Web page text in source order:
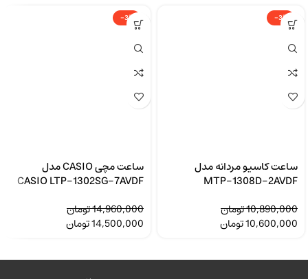
-3%
ساعت کاسیو مردانه مدل
MTP-1308D-2AVDF
10,890,000تومان
10,600,000تومان
-3%
ساعت مچی CASIO مدل
CASIO LTP-1302SG-7AVDF
14,960,000تومان
14,500,000تومان